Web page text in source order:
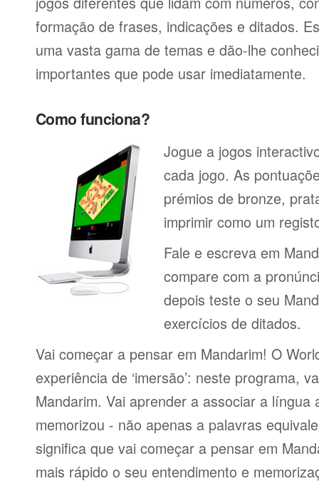
formação de frases, indicações e ditados.
uma vasta gama de temas e dão-lhe
importantes que pode usar imediatamente.
Como funciona?
Jogue a jogos
cada jogo. As
prémios de bronze,
imprimir como um
Fale e escreva em
compare com a
depois teste o seu
exercícios de ditados.
Vai começar a pensar em Mandarim! O
experiência de ‘imersão’: neste programa,
Mandarim. Vai aprender a associar a língua
memorizou - não apenas a palavras
significa que vai começar a pensar em
mais rápido o seu entendimento e